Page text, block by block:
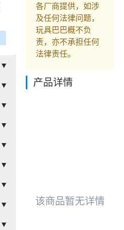
▼
▼
▼
▼
▼
▼
▼
▼
▼
各厂商提供，如涉
及任何法律问题，
玩具巴巴概不负
责，亦不承担任何
法律责任。
产品详情
该商品暂无详情